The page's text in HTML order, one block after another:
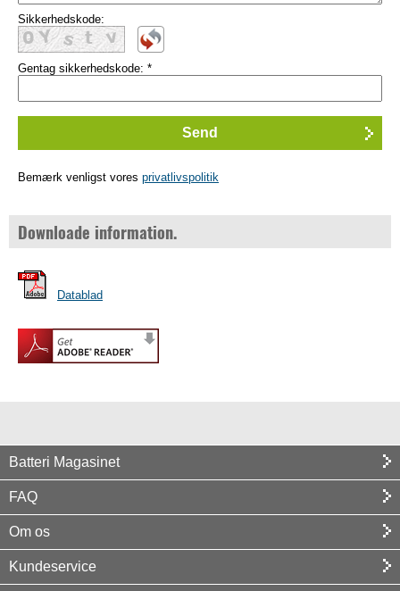
Sikkerhedskode:
Gentag sikkerhedskode: *
Bemærk venligst vores privatlivspolitik
Downloade information.
Datablad
Batteri Magasinet
FAQ
Om os
Kundeservice